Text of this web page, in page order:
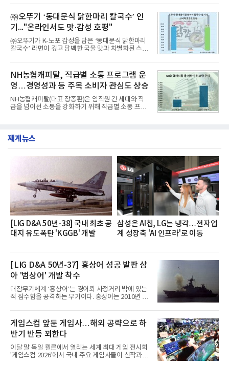
수력원자력, 한국석
떼는 6년 만에 선보이는 8세대 완전변경 모델로, ▲정
교한 선과 면을 중심으로 완성한 파격적인 디자인 ▲
과거 중형 세단 수준으로 확대된 차체 제원 ▲글로벌
최고 수준의 안전성 ▲성능과 효율을 동시에 높인 주
행 완성도 ▲첨단 편의 및 디지털 사양 적용 등을 통해
글로벌 준중형 세단의 새로운 기준을 세웠다.아반떼
는 가솔린 2.0과 1.6 하이브리드 두 가지 파워트레인
넘
㈜오뚜기 ‘동대문식 닭한마리 칼국수’ 인
기..."온라인서도 맛·감성 호평"
㈜오뚜기가 K-노포 감성을 담은 ‘동대문식 닭한마리
칼국수’ 라면이 깊고 담백한 국물 맛과 차별화된 스토
혔다.‘동대문식 닭한마리 칼국수’는 예상을 뛰어넘는
소비자 호응에 힘입어 지난 7월 13일 첫 선을 보인 지
단 18일 만에 누적 판매량 50만 개를 돌파하는 성과를
거두었다.이번 신제품은 개발진이 전국의 닭한마리
전문점을 직접 찾아 다니며 최적의 육수 비율을 완성
했다. 자극적이지 않으면서도 깊은 닭육수에 마늘의
개운한 풍미를 더했으며, 국물이 잘 배어들면서도 쫄
서도
NH농협캐피탈, 직급별 소통 프로그램 운
영…경영성과 등 주목 소비자 관심도 상승
NH농협캐피탈(대표 장종환)은 임직원 간 세대와 직
급을 넘어선 소통을 강화하기 위해 직급별 소통 프로
영지원부 홍보팀과 2026년 새로이(e)＊가 공동 주관
쳐 진행됐다.참고로 새로이(e)는 NH농협캐피탈 MZ
세대들로(과장~계장) 구성된 자율 참여조직으로, 조
직문화 혁신과 업무 효율성 향상을 위한 다양한 활동
을 추진하며,새로운 변화와 이로운 영향력을 조직전
반에 전파하는 역할
재계뉴스
[LIG D&A 50년-38] 국내 최초 공
대지 유도폭탄 'KGGB' 개발
삼성은 AI칩, LG는 냉각…전자업
계 성장축 'AI 인프라'로 이동
[LIG D&A 50년-37] 홍상어 성공 발판 삼
아 '범상어' 개발 착수
대잠무기체계 ‘홍상어’는 경어뢰 사정거리 밖에 있는
적 잠수함을 공격하는 무기이다. 홍상어는 2010년 넥
이뤄졌다. 이후 2012년 한국형 구축함(KDX-1) 이상
의 함정에 실전 배치됐다.그해 7월 해군은 동해상에서
성능 검증을 위해 홍상어 시험발사를 실시했다. 이때
홍상어가 목표 지점에서 입수한 후 표적을 타격하지
못하고 물속에서 멈춰버리는 예상 밖의 일이 벌어졌
다. 2차 품질확인 사격 시험에서도 만족스러운 결과를
얻지 못했다. 완벽한 신뢰성 확보를 위해 LIG넥스원은
게임스컴 앞둔 게임사…해외 공략으로 하
반기 반등 꾀한다
이달 말 독일 쾰른에서 열리는 세계 최대 게임 전시회
'게임스컴 2026'에서 국내 주요 게임사들이 신작과 글